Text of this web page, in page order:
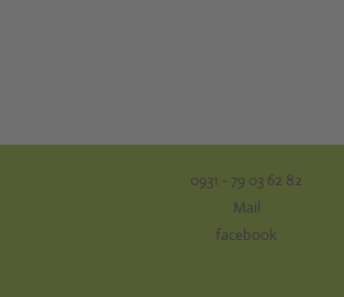
0931 - 79 03 62 82
Mail
facebook